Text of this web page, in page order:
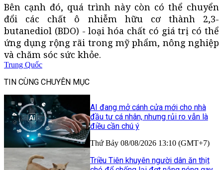
Bên cạnh đó, quá trình này còn có thể chuyển
đổi các chất ô nhiễm hữu cơ thành 2,3-
butanediol (BDO) - loại hóa chất có giá trị có thể
ứng dụng rộng rãi trong mỹ phẩm, nông nghiệp
và chăm sóc sức khỏe.
Trung Quốc
TIN CÙNG CHUYÊN MỤC
AI đang mở cánh cửa mới cho nhà
đầu tư cá nhân, nhưng rủi ro vẫn là
điều cần chú ý
Thứ Bảy 08/08/2026 13:10 (GMT+7)
Triều Tiên khuyên người dân ăn thịt